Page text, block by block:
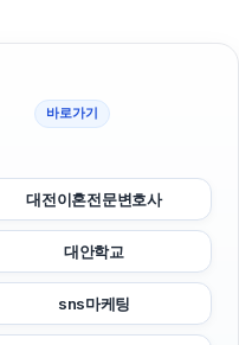
바로가기
대전이혼전문변호사
대안학교
sns마케팅